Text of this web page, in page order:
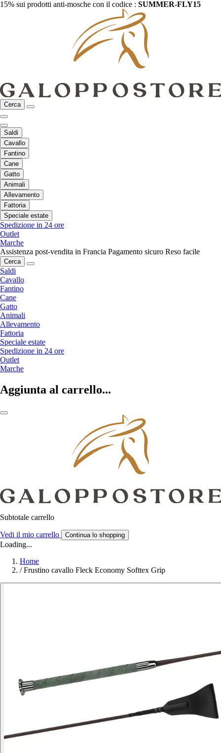
15% sui prodotti anti-mosche con il codice : SUMMER-FLY15
Cerca
Saldi
Cavallo
Fantino
Cane
Gatto
Animali
Allevamento
Fattoria
Speciale estate
Spedizione in 24 ore
Outlet
Marche
Assistenza post-vendita in Francia Pagamento sicuro Reso facile
Cerca
Saldi
Cavallo
Fantino
Cane
Gatto
Animali
Allevamento
Fattoria
Speciale estate
Spedizione in 24 ore
Outlet
Marche
Aggiunta al carrello...
Subtotale carrello
Vedi il mio carrello Continua lo shopping
Loading...
Home
/ Frustino cavallo Fleck Economy Softtex Grip